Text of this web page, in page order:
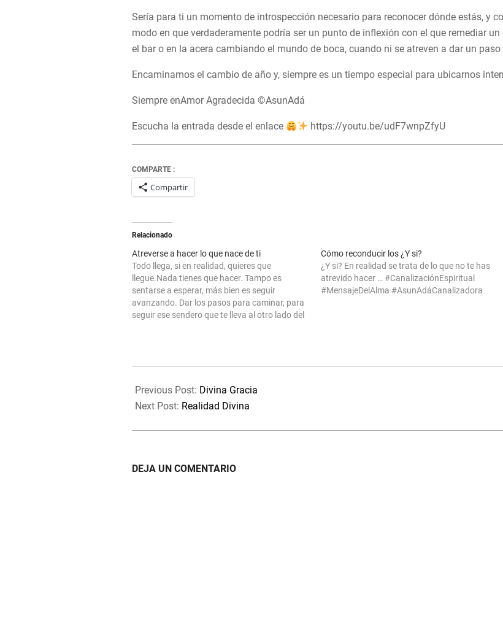
Sería para ti un momento de introspección necesario para reconocer dónde estás, y
modo en que verdaderamente podría ser un punto de inflexión con el que remediar
el bar o en la acera cambiando el mundo de boca, cuando ni se atreven a dar un
Encaminamos el cambio de año y, siempre es un tiempo especial para ubicarnos
Siempre enAmor Agradecida ©AsunAdá
Escucha la entrada desde el enlace https://youtu.be/udF7wnpZfyU
COMPARTE :
Compartir
Relacionado
Atreverse a hacer lo que nace de ti
Todo llega, si en realidad, quieres que
llegue.Nada tienes que hacer. Tampo es
sentarse a esperar, más bien es seguir
avanzando. Dar los pasos para caminar, para
seguir ese sendero que te lleva al otro lado del
Cómo reconducir los ¿Y si?
¿Y si? En realidad se trata de lo que no te has
atrevido hacer … #CanalizaciónEspiritual
#MensajeDelAlma #AsunAdáCanalizadora
12-
12
Previous Post: Divina Gracia
Next Post: Realidad Divina
DEJA UN COMENTARIO